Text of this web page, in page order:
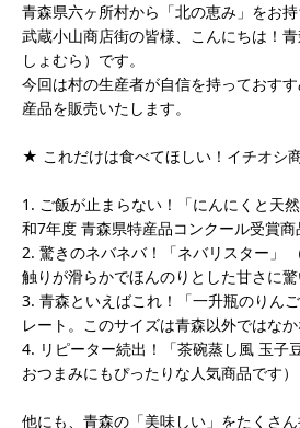
青森県六ヶ所村から「北の恵み」をお持
武蔵小山商店街の皆様、こんにちは！
しょむら）です。
今回は村の生産者が自信を持っておす
産品を販売いたします。
★ これだけは食べてほしい！イチオシ
1. ご飯が止まらない！「にんにくと天
和7年度 青森県特産品コンクール受賞商
2. 驚きのネバネバ！「ネバリスター」
触りが滑らかでほんのりとした甘さに驚
3. 青森といえばこれ！「一升瓶のりん
レート。このサイズは青森以外ではなか
4. リピーター続出！「茶碗蒸し風 玉子
おつまみにもぴったりな人気商品です）
他にも、青森の「美味しい」をたくさ